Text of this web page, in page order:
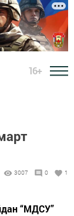
16+
3007 0 1
“МДСУ”